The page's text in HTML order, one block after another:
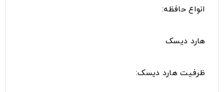
انواع حافظه:
هارد دیسک
ظرفیت هارد دیسک: